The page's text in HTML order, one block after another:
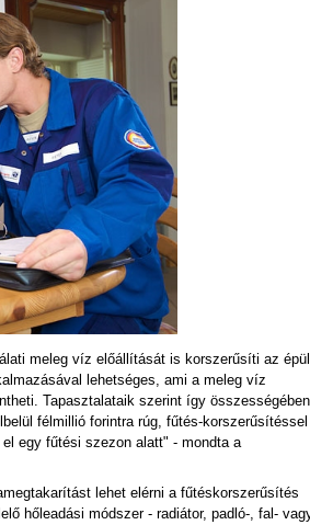
meleg víz előállítását is korszerűsíti az
lehetséges, ami a meleg víz
Tapasztalataik szerint így összességében
félmillió forintra rúg, fűtés-korszerűsítéssel
egy fűtési szezon alatt" - mondta a
lehet elérni a fűtéskorszerűsítés
hőleadási módszer - radiátor, padló-, fal-